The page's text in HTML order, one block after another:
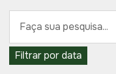
Filtrar por data